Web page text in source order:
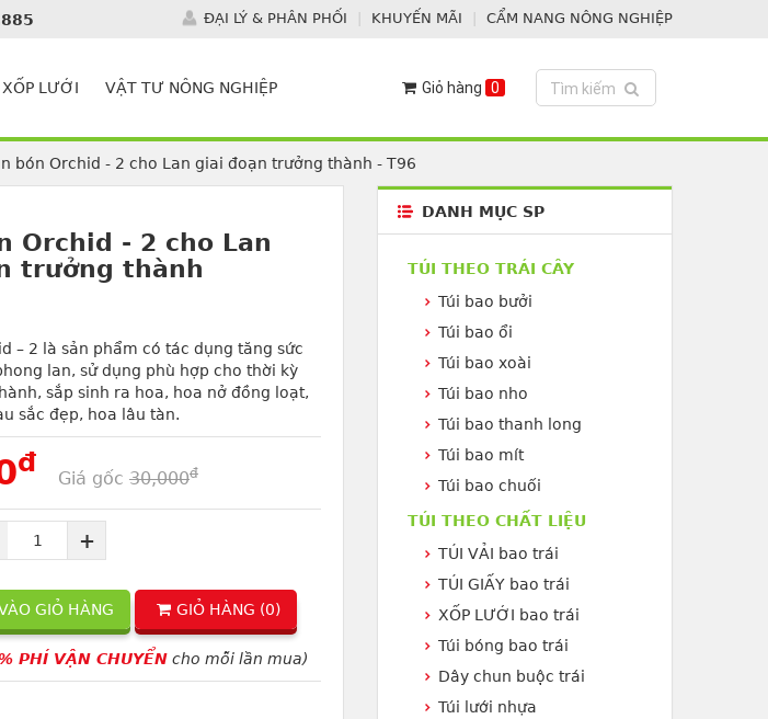
ĐẠI LÝ & PHÂN PHỐI KHUYẾN MÃI CẨM NANG NÔNG NGHIỆP
XỐP LƯỚI VẬT TƯ NÔNG NGHIỆP Toggle search
Tìm kiếm
Giỏ hàng 0
bón Orchid - 2 cho Lan giai đoạn trưởng thành - T96
Orchid - 2 cho Lan
trưởng thành
– 2 là sản phẩm có tác dụng tăng sức
lan, sử dụng phù hợp cho thời kỳ
sắp sinh ra hoa, hoa nở đồng loạt,
sắc đẹp, hoa lâu tàn.
đ
Giá gốc 30,000đ
+
GIỎ HÀNG GIỎ HÀNG (0)
PHÍ VẬN CHUYỂN cho mỗi lần mua)
DANH MỤC SP
TÚI THEO TRÁI CÂY
Túi bao bưởi
Túi bao ổi
Túi bao xoài
Túi bao nho
Túi bao thanh long
Túi bao mít
Túi bao chuối
TÚI THEO CHẤT LIỆU
TÚI VẢI bao trái
TÚI GIẤY bao trái
XỐP LƯỚI bao trái
Túi bóng bao trái
Dây chun buộc trái
Túi lưới nhựa